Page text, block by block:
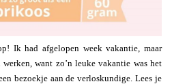
Ik had afgelopen week vakantie, maar
want zo’n leuke vakantie was het
bezoekje aan de verloskundige. Lees je